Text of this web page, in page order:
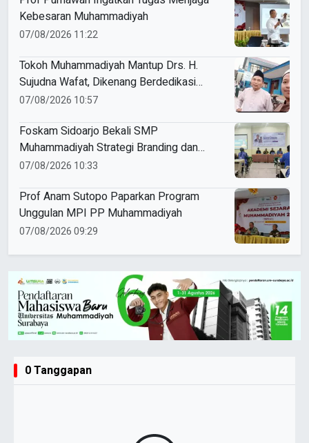
Kebesaran Muhammadiyah
07/08/2026 11:22
Tokoh Muhammadiyah Mantup Drs. H.
Sujudna Wafat, Dikenang Berdedikasi
Kembangkan Dakwah dan Pendidikan
07/08/2026 10:57
Foskam Sidoarjo Bekali SMP
Muhammadiyah Strategi Branding dan
Marketing Sekolah
07/08/2026 10:33
Prof Anam Sutopo Paparkan Program
Unggulan MPI PP Muhammadiyah
07/08/2026 09:29
0 Tanggapan